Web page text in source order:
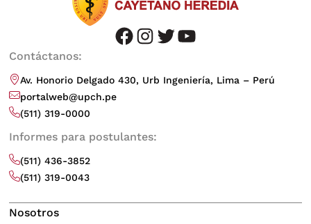
facebook instagram twitter youtube
Contáctanos:
Av. Honorio Delgado 430, Urb Ingeniería, Lima – Perú
portalweb@upch.pe
(511) 319-0000
Informes para postulantes:
(511) 436-3852
(511) 319-0043
Nosotros